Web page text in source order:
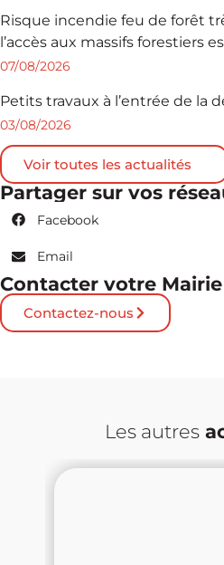
Risque incendie feu de forêt
l’accès aux massifs forestiers
07/08/2026
Petits travaux à l’entrée de la
03/08/2026
Voir toutes les actualités
Partager sur vos
Facebook
Email
Contacter votre Mairie
Contactez-nous
Les autres